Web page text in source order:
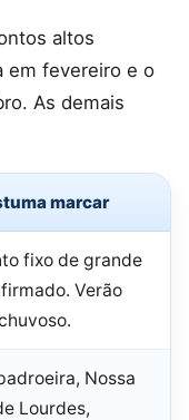
altos
em fevereiro e o
As demais
marcar
fixo de grande
Verão
Nossa
Lourdes,